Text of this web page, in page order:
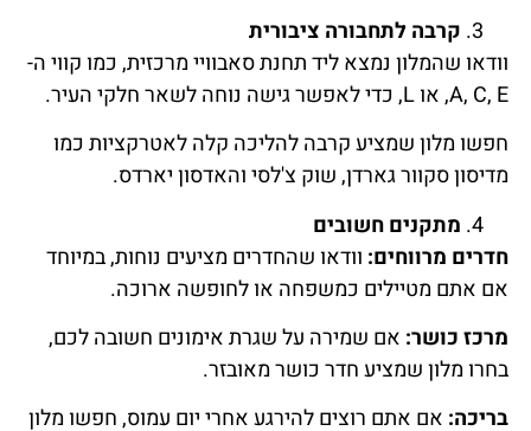
קרבה לתחבורה ציבורית
וודאו שהמלון נמצא ליד תחנת סאבוויי מרכזית, כמו קווי ה-
A, C, E, או L, כדי לאפשר גישה נוחה לשאר חלקי העיר.
חפשו מלון שמציע קרבה להליכה קלה לאטרקציות כמו
מדיסון סקוור גארדן, שוק צ'לסי והאדסון יארדס.
מתקנים חשובים
חדרים מרווחים: וודאו שהחדרים מציעים נוחות, במיוחד
אם אתם מטיילים כמשפחה או לחופשה ארוכה.
מרכז כושר: אם שמירה על שגרת אימונים חשובה לכם,
בחרו מלון שמציע חדר כושר מאובזר.
בריכה: אם אתם רוצים להירגע אחרי יום עמוס, חפשו מלון